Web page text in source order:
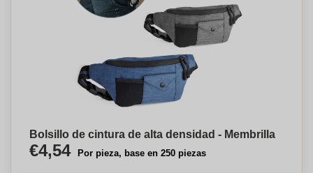
Bolsillo de cintura de alta densidad - Membrilla
€4,54 Por pieza, base en 250 piezas